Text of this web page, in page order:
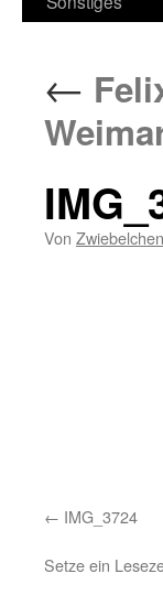
←
Von Zwiebelchen
IMG_3724
Setze ein